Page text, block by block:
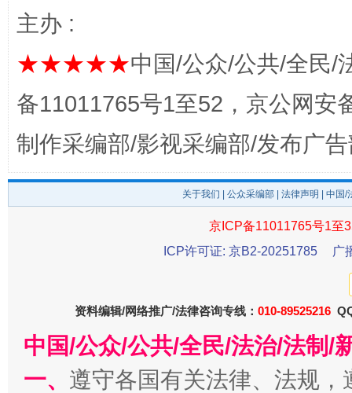
东山县通报“牛蛙产品抗生素超标问题” 法
主办 :
★★★★★中国/公众/公共/全民/
备11011765号1至52，京公网安
制作采编部/影视采编部/发布广
关于我们 公众采编部 法律声明 | 中国
京ICP备11011765号1至
ICP许可证: 京B2-20251785
广
资料编辑/网络推广/法律咨询专线： 010-89525216
中国/公众/公共/全民/法治/法制/
一、 遵守各国有关法律、法规